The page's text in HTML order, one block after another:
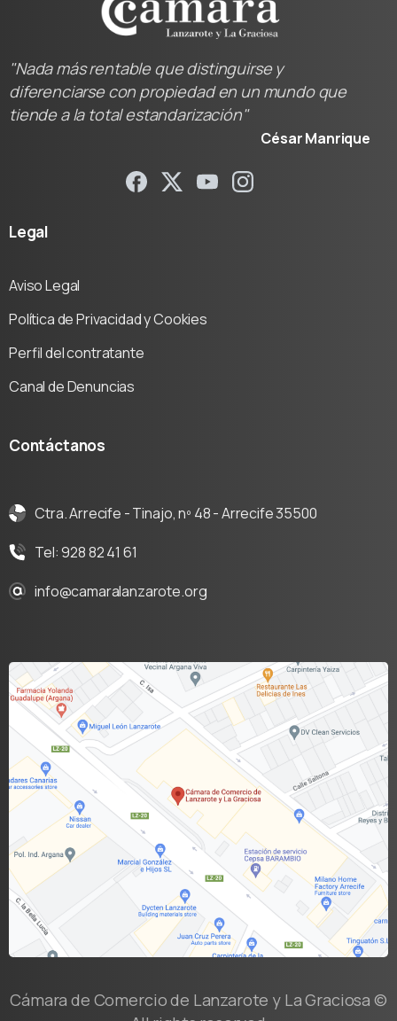
"Nada más rentable que distinguirse y
diferenciarse con propiedad en un mundo que
tiende a la total estandarización"
César Manrique
Legal
Aviso Legal
Política de Privacidad y Cookies
Perfil del contratante
Canal de Denuncias
Contáctanos
Ctra. Arrecife - Tinajo, nº 48 - Arrecife 35500
Tel: 928 82 41 61
info@camaralanzarote.org
Cámara de Comercio de Lanzarote y La Graciosa ©